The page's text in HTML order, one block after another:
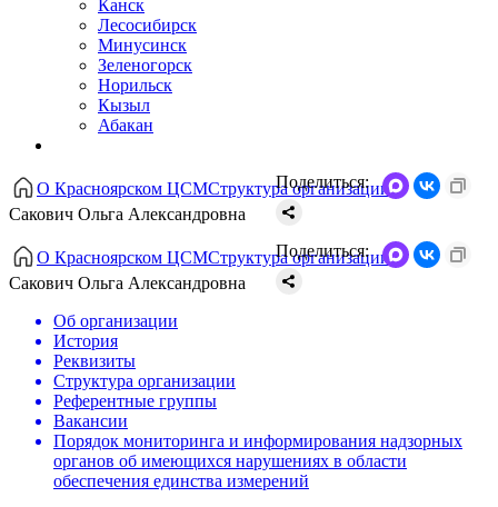
Канск
Лесосибирск
Минусинск
Зеленогорск
Норильск
Кызыл
Абакан
О Красноярском ЦСМСтруктура организации
Сакович Ольга Александровна
Поделиться:
О Красноярском ЦСМСтруктура организации
Сакович Ольга Александровна
Поделиться:
Об организации
История
Реквизиты
Структура организации
Референтные группы
Вакансии
Порядок мониторинга и информирования надзорных
органов об имеющихся нарушениях в области
обеспечения единства измерений